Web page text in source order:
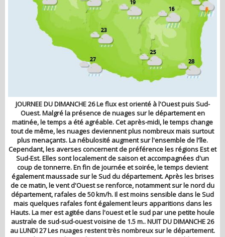
JOURNEE DU DIMANCHE 26 Le flux est orienté à l'Ouest puis Sud-
Ouest. Malgré la présence de nuages sur le département en
matinée, le temps a été agréable. Cet après-midi, le temps change
tout de même, les nuages deviennent plus nombreux mais surtout
plus menaçants. La nébulosité augment sur l'ensemble de l'île.
Cependant, les averses concernent de préférence les régions Est et
Sud-Est. Elles sont localement de saison et accompagnées d'un
coup de tonnerre. En fin de journée et soirée, le temps devient
également maussade sur le Sud du département. Après les brises
de ce matin, le vent d'Ouest se renforce, notamment sur le nord du
département, rafales de 50 km/h. Il est moins sensible dans le Sud
mais quelques rafales font également leurs apparitions dans les
Hauts. La mer est agitée dans l'ouest et le sud par une petite houle
australe de sud-sud-ouest voisine de 1.5 m.. NUIT DU DIMANCHE 26
au LUNDI 27 Les nuages restent très nombreux sur le département.